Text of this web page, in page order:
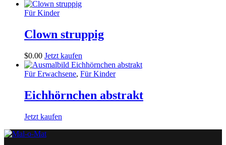
Für Kinder
Clown struppig
$0.00 Jetzt kaufen
Für Erwachsene, Für Kinder
Eichhörnchen abstrakt
Jetzt kaufen